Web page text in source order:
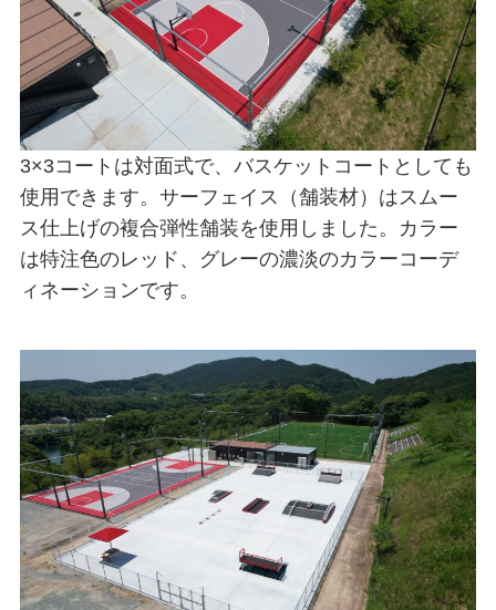
3×3コートは対面式で、バスケットコートとしても
使用できます。サーフェイス（舗装材）はスムー
ス仕上げの複合弾性舗装を使用しました。カラー
は特注色のレッド、グレーの濃淡のカラーコーデ
ィネーションです。